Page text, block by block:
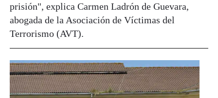
prisión", explica Carmen Ladrón de Guevara,
abogada de la Asociación de Víctimas del
Terrorismo (AVT).